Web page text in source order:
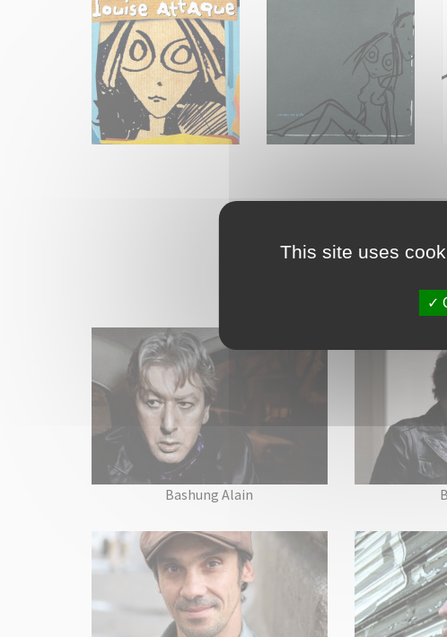
Bashung Alain
This site uses